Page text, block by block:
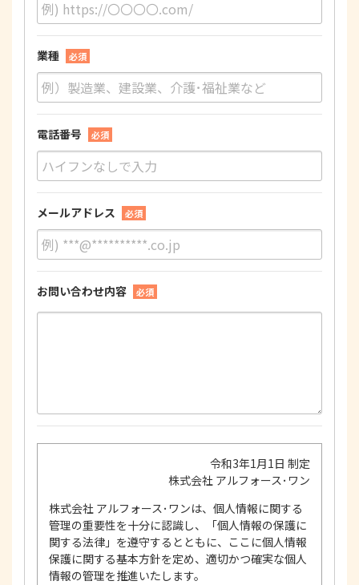
業種 必須
電話番号 必須
メールアドレス 必須
お問い合わせ内容 必須
令和3年1月1日 制定
株式会社 アルフォース･ワン
株式会社 アルフォース･ワンは、個人情報に関する
管理の重要性を十分に認識し、「個人情報の保護に
関する法律」を遵守するとともに、ここに個人情報
保護に関する基本方針を定め、適切かつ確実な個人
情報の管理を推進いたします。